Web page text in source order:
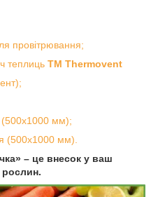
провітрювання;
теплиць ТМ Thermovent
(500х1000 мм);
(500х1000 мм).
– це внесок у ваш